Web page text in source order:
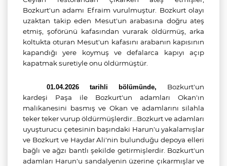
Bozkurt'un adamı Efraim vurulmuştur. Bozkurt olayı
uzaktan takip eden Mesut'un arabasına doğru ateş
etmiş, şoförünü kafasından vurarak öldürmüş, arka
koltukta oturan Mesut'un kafasını arabanın kapısının
kapandığı yere koymuş ve defalarca kapıyı açıp
kapatmak suretiyle onu öldürmüştür.
01.04.2026 tarihli bölümünde, Bozkurt'un
kardeşi Paşa ile Bozkurt'un adamları Okan'ın
malikanesini basmış ve Okan ve adamlarını silahla
teker teker vurup öldürmüşlerdir…Bozkurt ve adamları
uyuşturucu çetesinin başındaki Harun'u yakalamışlar
ve Bozkurt ve Haydar Ali'nin bulunduğu depoya elleri
bağlı ve ağzı bantlı şekilde getirmişlerdir. Bozkurt'un
adamları Harun'u sandalyenin üzerine çıkarmışlar ve